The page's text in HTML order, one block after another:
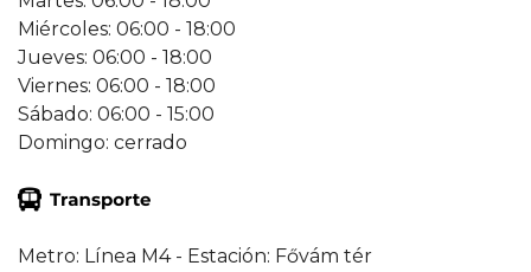
Miércoles: 06:00 - 18:00
Jueves: 06:00 - 18:00
Viernes: 06:00 - 18:00
Sábado: 06:00 - 15:00
Domingo: cerrado
Metro: Línea M4 - Estación: Fővám tér